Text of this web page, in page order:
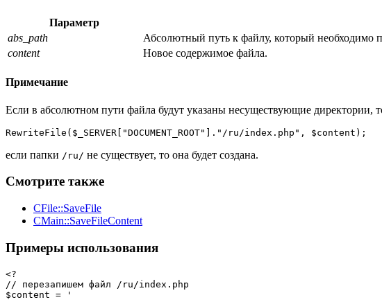
Параметр
abs_path
Абсолютный путь к файлу, который необходимо
content
Новое содержимое файла.
Примечание
Если в абсолютном пути файла будут указаны несуществующие директории,
RewriteFile($_SERVER["DOCUMENT_ROOT"]."/ru/index.php", $content);
если папки /ru/ не существует, то она будет создана.
Смотрите также
CFile::SaveFile
CMain::SaveFileContent
Примеры использования
<?
// перезапишем файл /ru/index.php
$content = '